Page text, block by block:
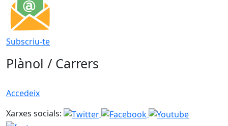
Subscriu-te
Plànol / Carrers
Accedeix
Xarxes socials: